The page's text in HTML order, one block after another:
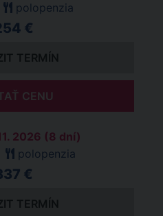
polopenzia
€
TERMÍN
CENU
2026 (8 dní)
polopenzia
€
TERMÍN